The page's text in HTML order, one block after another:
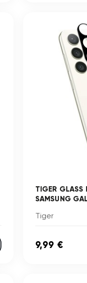
TIGER GLASS
SAMSUNG
Tiger
9,99 €